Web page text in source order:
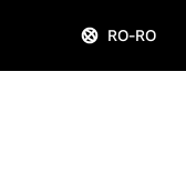
RO-RO